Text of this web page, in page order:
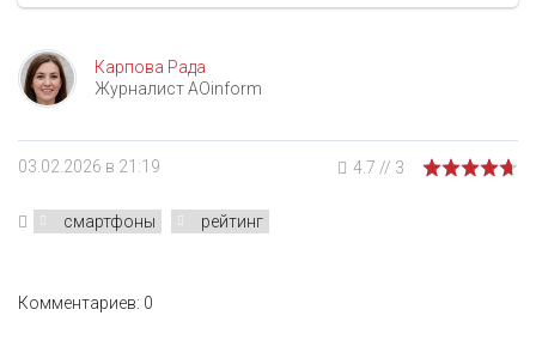
Карпова Рада
Журналист AOinform
03.02.2026 в 21:19 4.7 // 3
смартфоны рейтинг
Комментариев: 0